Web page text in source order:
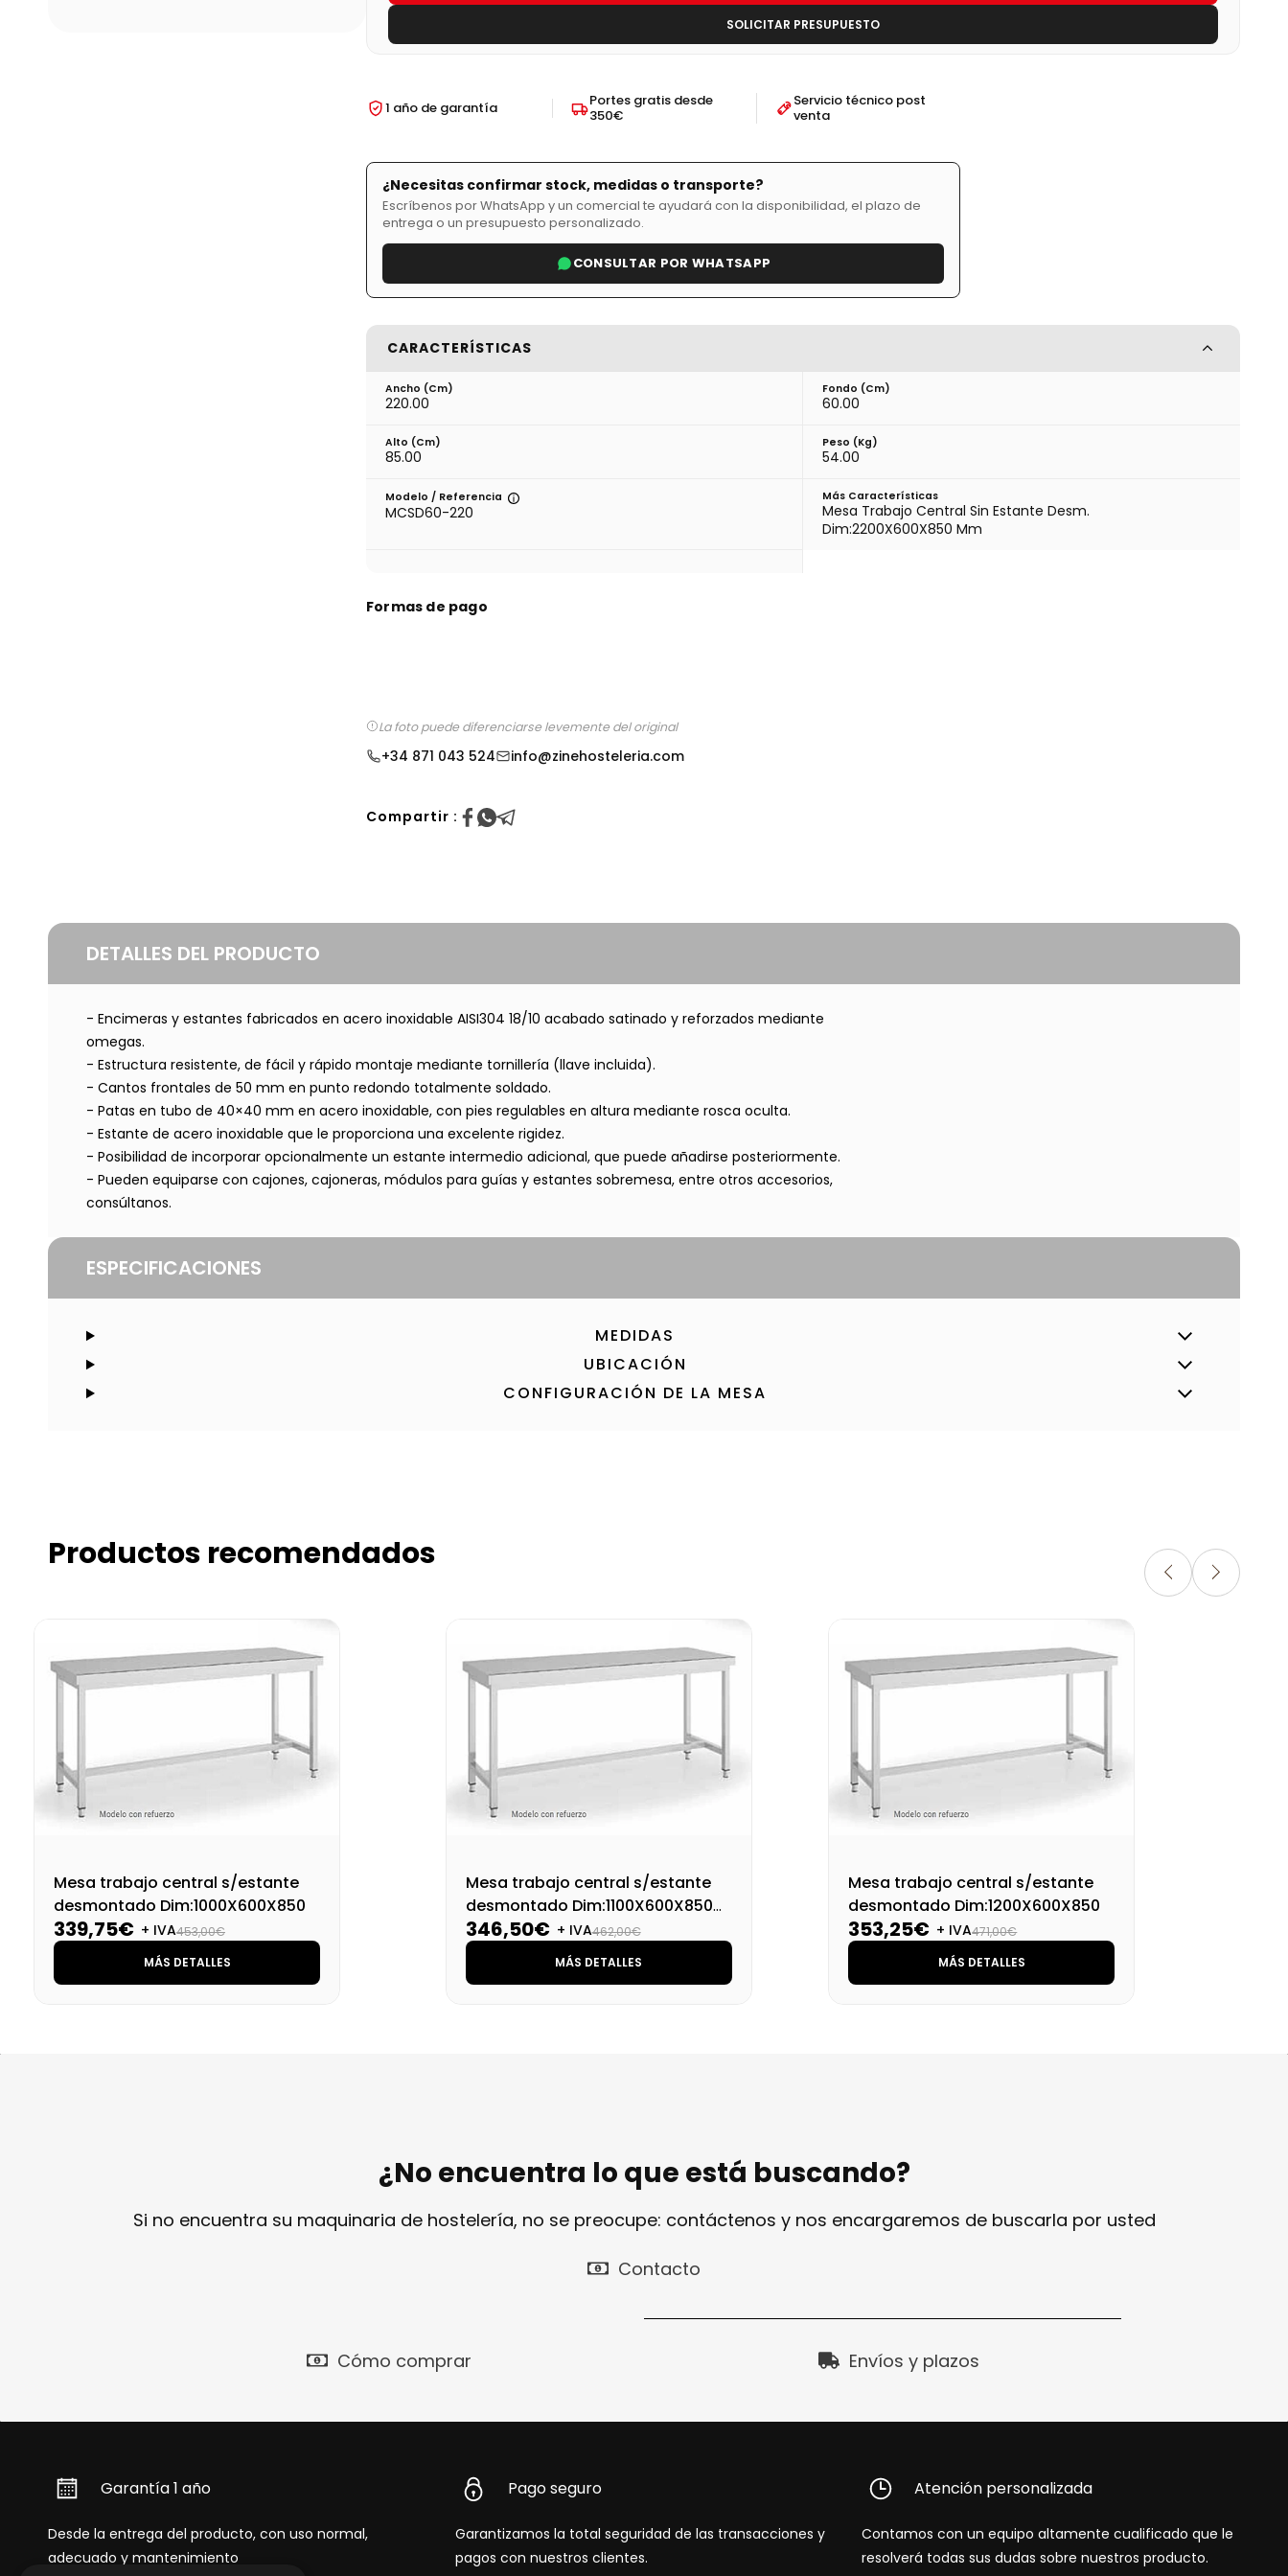
SOLICITAR PRESUPUESTO
1 año de garantía
Portes gratis desde
350€
Servicio técnico post
venta
¿Necesitas confirmar stock, medidas o transporte?
Escríbenos por WhatsApp y un comercial te ayudará con la disponibilidad, el plazo de
entrega o un presupuesto personalizado.
CONSULTAR POR WHATSAPP
CARACTERÍSTICAS
Ancho (cm)
220.00
Fondo (cm)
60.00
Alto (cm)
85.00
Peso (kg)
54.00
Modelo / Referencia
MCSD60-220
Más Características
Mesa Trabajo Central Sin Estante Desm.
Dim:2200X600X850 Mm
Formas de pago
La foto puede diferenciarse levemente del original
+34 871 043 524 info@zinehosteleria.com
Compartir :
DETALLES DEL PRODUCTO
- Encimeras y estantes fabricados en acero inoxidable AISI304 18/10 acabado satinado y reforzados mediante
omegas.
- Estructura resistente, de fácil y rápido montaje mediante tornillería (llave incluida).
- Cantos frontales de 50 mm en punto redondo totalmente soldado.
- Patas en tubo de 40×40 mm en acero inoxidable, con pies regulables en altura mediante rosca oculta.
- Estante de acero inoxidable que le proporciona una excelente rigidez.
- Posibilidad de incorporar opcionalmente un estante intermedio adicional, que puede añadirse posteriormente.
- Pueden equiparse con cajones, cajoneras, módulos para guías y estantes sobremesa, entre otros accesorios,
consúltanos.
ESPECIFICACIONES
MEDIDAS
UBICACIÓN
CONFIGURACIÓN DE LA MESA
Productos recomendados
Mesa trabajo central s/estante
desmontado Dim:1000X600X850
339,75€ + IVA453,00€
MÁS DETALLES
Mesa trabajo central s/estante
desmontado Dim:1100X600X850
Mm
346,50€ + IVA462,00€
MÁS DETALLES
Mesa trabajo central s/estante
desmontado Dim:1200X600X850
353,25€ + IVA471,00€
MÁS DETALLES
¿No encuentra lo que está buscando?
Si no encuentra su maquinaria de hostelería, no se preocupe: contáctenos y nos encargaremos de buscarla por usted
Contacto
Cómo comprar Envíos y plazos
Garantía 1 año
Desde la entrega del producto, con uso normal,
adecuado y mantenimiento
Pago seguro
Garantizamos la total seguridad de las transacciones y
pagos con nuestros clientes.
Atención personalizada
Contamos con un equipo altamente cualificado que le
resolverá todas sus dudas sobre nuestros producto.